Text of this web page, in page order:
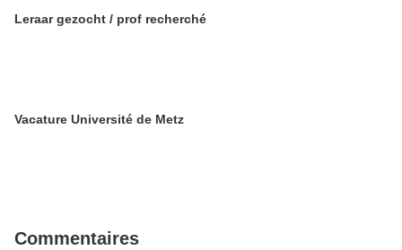
Leraar gezocht / prof recherché
Vacature Université de Metz
Commentaires